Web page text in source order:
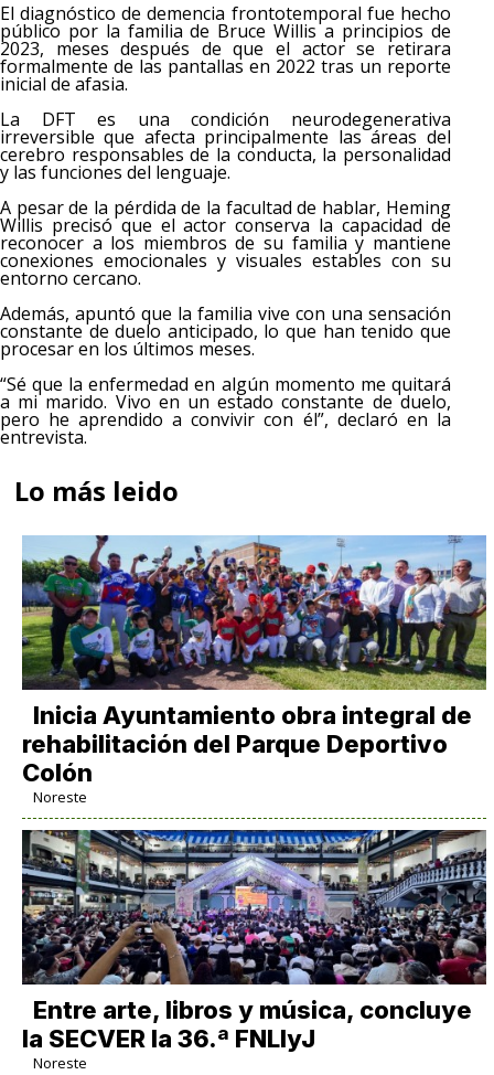
El diagnóstico de demencia frontotemporal fue hecho
público por la familia de Bruce Willis a principios de
2023, meses después de que el actor se retirara
formalmente de las pantallas en 2022 tras un reporte
inicial de afasia.
La DFT es una condición neurodegenerativa
irreversible que afecta principalmente las áreas del
cerebro responsables de la conducta, la personalidad
y las funciones del lenguaje.
A pesar de la pérdida de la facultad de hablar, Heming
Willis precisó que el actor conserva la capacidad de
reconocer a los miembros de su familia y mantiene
conexiones emocionales y visuales estables con su
entorno cercano.
Además, apuntó que la familia vive con una sensación
constante de duelo anticipado, lo que han tenido que
procesar en los últimos meses.
“Sé que la enfermedad en algún momento me quitará
a mi marido. Vivo en un estado constante de duelo,
pero he aprendido a convivir con él”, declaró en la
entrevista.
Lo más leido
Inicia Ayuntamiento obra integral de
rehabilitación del Parque Deportivo
Colón
Noreste
Entre arte, libros y música, concluye
la SECVER la 36.ª FNLIyJ
Noreste